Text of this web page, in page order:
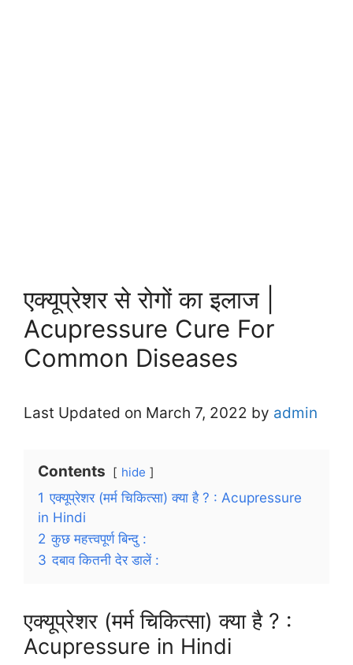
एक्यूप्रेशर से रोगों का इलाज |
Acupressure Cure For
Common Diseases
Last Updated on March 7, 2022 by admin
Contents hide
1 एक्यूप्रेशर (मर्म चिकित्सा) क्या है ? : Acupressure
in Hindi
2 कुछ महत्त्वपूर्ण बिन्दु :
3 दबाव कितनी देर डालें :
एक्यूप्रेशर (मर्म चिकित्सा) क्या है ? :
Acupressure in Hindi